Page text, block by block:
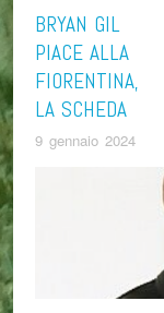
BRYAN GIL
PIACE ALLA
FIORENTINA,
LA SCHEDA
9 gennaio 2024